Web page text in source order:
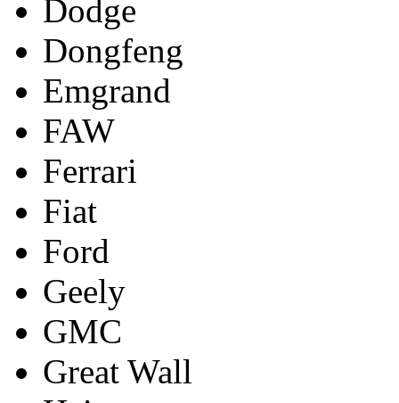
Dodge
Dongfeng
Emgrand
FAW
Ferrari
Fiat
Ford
Geely
GMC
Great Wall